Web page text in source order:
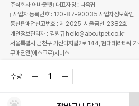
수량
주식회사 어바웃펫
대표자명 : 나옥귀
사업자 등록번호 : 120-87-90035사업자정보확인
통신판매업신고번호 : 제 2025-서울금천-2382호
개인정보관리자 : 김원규 hello@aboutpet.co.kr
서울특별시 금천구 가산디지털2로 144, 현대테라타워
구매안전(에스크로)서비스